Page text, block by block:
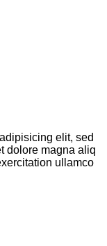
elit, sed
dolore magna aliq
ullamco